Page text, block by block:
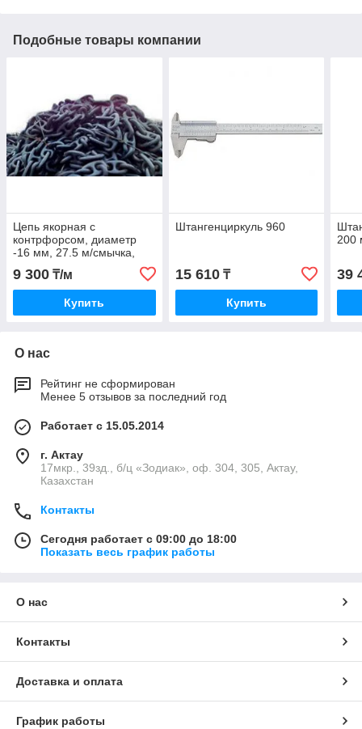
Подобные товары компании
Цепь якорная с
контрфорсом, диаметр
-16 мм, 27.5 м/смычка,
9 300 ₸/м
Купить
Штангенциркуль 960
15 610₸
Купить
200
39
О нас
Рейтинг не сформирован
Менее 5 отзывов за последний год
Работает с 15.05.2014
г. Актау
17мкр., 39зд., б/ц «Зодиак», оф. 304, 305, Актау,
Казахстан
Контакты
Сегодня работает с 09:00 до 18:00
Показать весь график работы
О нас
Контакты
Доставка и оплата
График работы